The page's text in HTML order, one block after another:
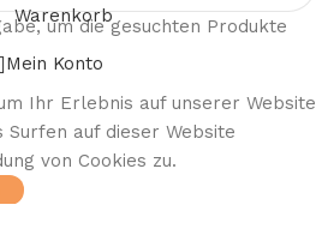
um die gesuchten Produkte
Warenkorb
Mein Konto
Ihr Erlebnis auf unserer Website
auf dieser Website
von Cookies zu.